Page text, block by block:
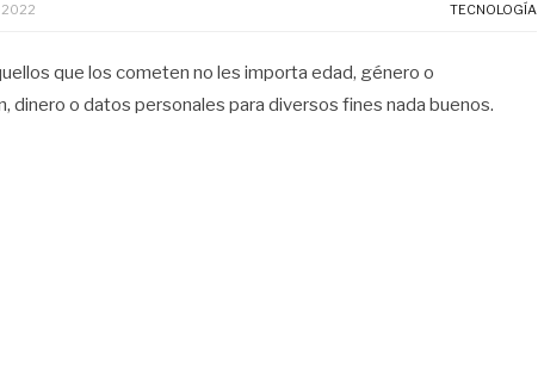
2022 TECNOLOGÍA
que los cometen no les importa edad, género o
dinero o datos personales para diversos fines nada buenos.